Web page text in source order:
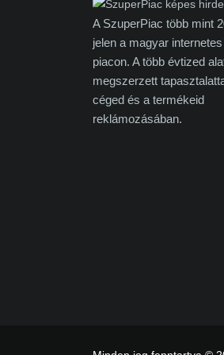
A SzuperPiac több mint
jelen a magyar
piacon. A több évtized
megszerzett
céged és a termékeid
reklámozásában.